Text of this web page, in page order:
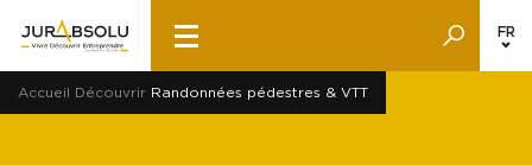
FR
Accueil Découvrir Randonnées pédestres & VTT